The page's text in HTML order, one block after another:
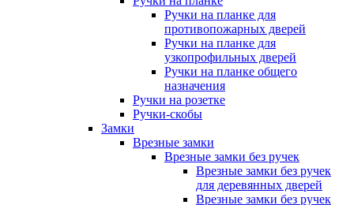
Ручки на планке для
противопожарных дверей
Ручки на планке для
узкопрофильных дверей
Ручки на планке общего
назначения
Ручки на розетке
Ручки-скобы
Замки
Врезные замки
Врезные замки без ручек
Врезные замки без ручек
для деревянных дверей
Врезные замки без ручек